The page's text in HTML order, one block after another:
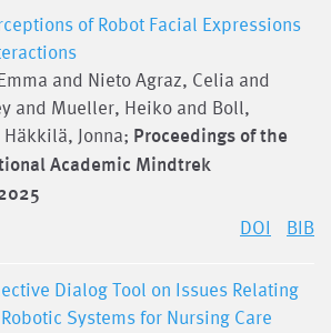
of Robot Facial Expressions
and Nieto Agraz, Celia and
and Mueller, Heiko and Boll,
Jonna; Proceedings of the
Academic Mindtrek
DOI BIB
Dialog Tool on Issues Relating
Systems for Nursing Care